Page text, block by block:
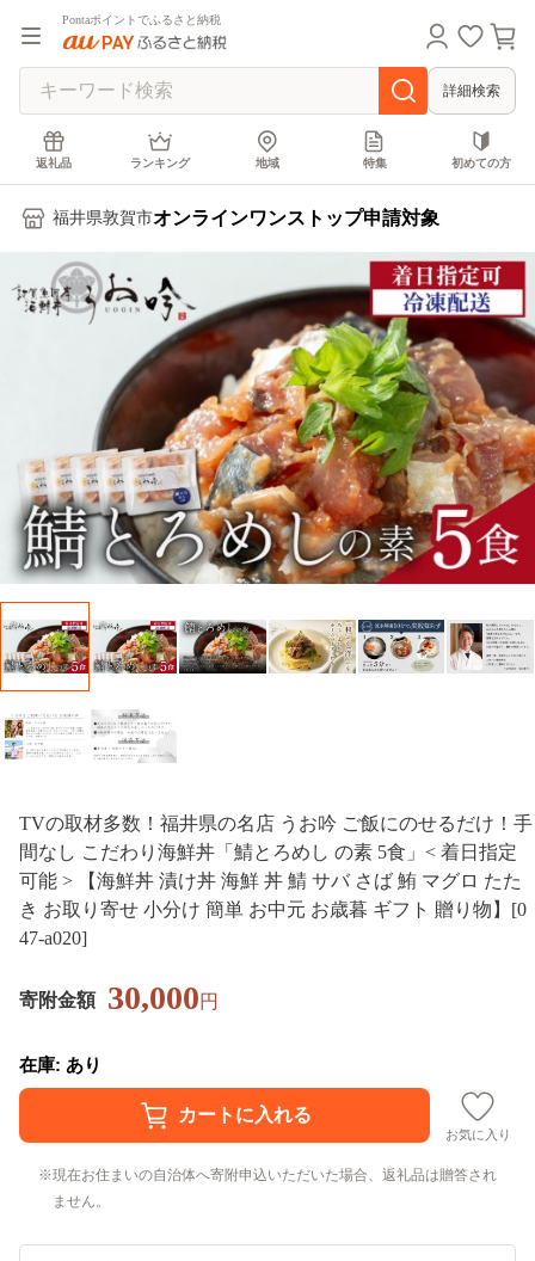
Pontaポイントでふるさと納税
詳細検索
返礼品 ランキング 地域 特集 初めての方
福井県敦賀市オンラインワンストップ申請対象
TVの取材多数！福井県の名店 うお吟 ご飯にのせるだけ！手
間なし こだわり海鮮丼「鯖とろめし の素 5食」< 着日指定
可能 > 【海鮮丼 漬け丼 海鮮 丼 鯖 サバ さば 鮪 マグロ たた
き お取り寄せ 小分け 簡単 お中元 お歳暮 ギフト 贈り物】[0
47-a020]
寄附金額 30,000円
在庫: あり
お気に入り
現在お住まいの自治体へ寄附申込いただいた場合、返礼品は贈答され
ません。